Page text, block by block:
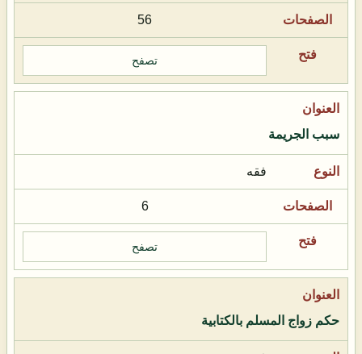
56
تصفح
سبب الجريمة
فقه
6
تصفح
حكم زواج المسلم بالكتابية